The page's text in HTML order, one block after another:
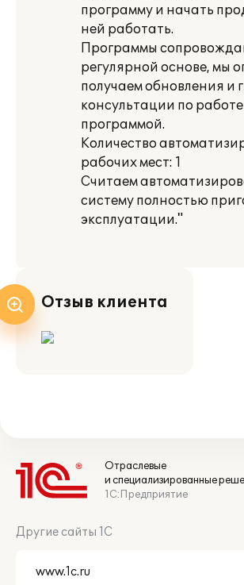
программу и начать
ней работать.
Программы
регулярной основе, мы
получаем обновления и
консультации по работе
программой.
Количество
рабочих мест: 1
Считаем
систему полностью
эксплуатации."
Отзыв клиента
Отраслевые
и специализированные
1С:Предприятие
Другие сайты 1С